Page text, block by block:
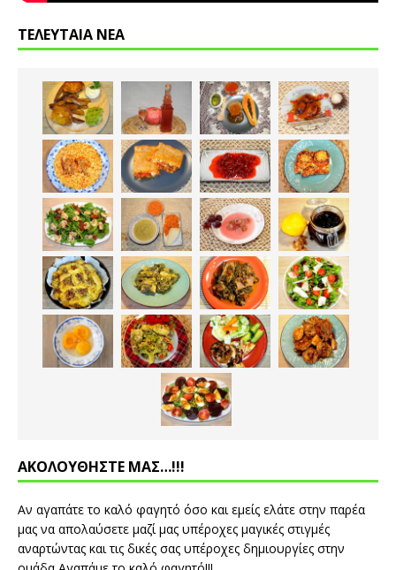
ΤΕΛΕΥΤΑΙΑ ΝΕΑ
ΑΚΟΛΟΥΘΗΣΤΕ ΜΑΣ…!!!
Αν αγαπάτε το καλό φαγητό όσο και εμείς ελάτε στην παρέα
μας να απολαύσετε μαζί μας υπέροχες μαγικές στιγμές
αναρτώντας και τις δικές σας υπέροχες δημιουργίες στην